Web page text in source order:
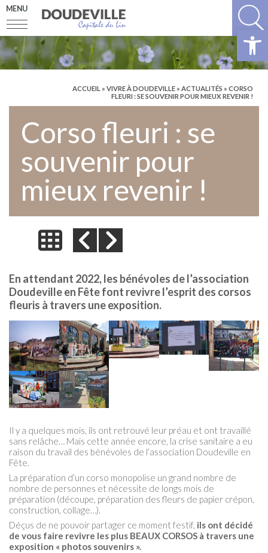
MENU
ACCUEIL » VIVRE À DOUDEVILLE » ACTUALITÉS » CORSO
FLEURI : SE SOUVENIR POUR MIEUX REVENIR !
Corso fleuri : se
souvenir pour
mieux revenir !
En attendant 2022, les bénévoles de l’association
Doudeville en Fête font revivre l’esprit des corsos
fleuris à travers une exposition.
Il y a quelques mois, ils ont retrouvé leur préau et ont travaillé
sans relâche… Mais cette année encore, la crise sanitaire a eu
raison du travail des bénévoles de l’association Doudeville en
Fête.
La préparation d’un corso monopolise un grand nombre de
nombre de personnes et nécessite de longs mois de
préparation (découpe, préparation des fleurs de papier crépon,
construction, collage…).
Déçus de ne pouvoir partager ce moment festif, ils ont décidé
de vous faire revivre les plus BEAUX CORSOS à travers une
exposition « photos souvenirs ».